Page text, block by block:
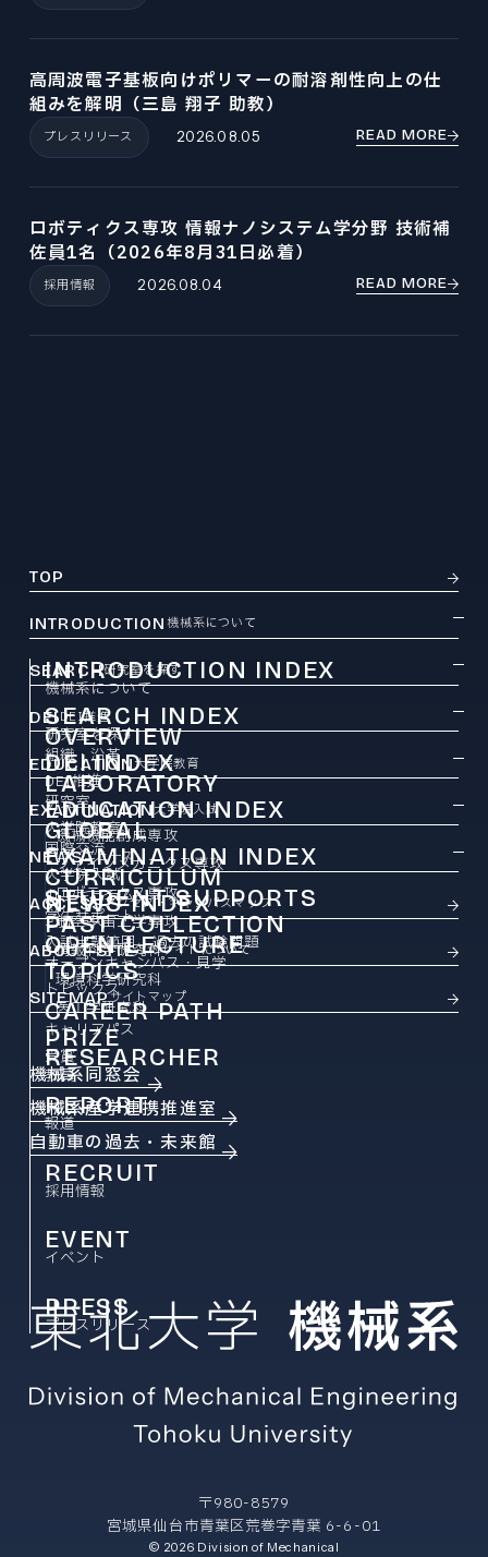
プレスリリース 2026.08.05
高周波電子基板向けポリマーの耐溶剤性向上の仕
組みを解明（三島 翔子 助教）
READ MORE
採用情報 2026.08.04
ロボティクス専攻 情報ナノシステム学分野 技術補
佐員1名（2026年8月31日必着）
READ MORE
TOP
INTRODUCTION 機械系について
INTRODUCTION INDEX
機械系について
OVERVIEW
組織・沿革
SEARCH研究室を探す
SEARCH INDEX
研究室を探す
LABORATORY
研究室
機械機能創成専攻
ファインメカニクス専攻
ロボティクス専攻
航空宇宙工学専攻
情報科学研究科
環境科学研究科
医工学研究科
RESEARCHER
教員
DEIDEI推進
DEI INDEX
DEI推進
GLOBAL
国際交流
STUDENT SUPPORTS
学生サポート
EDUCATION大学院教育
EDUCATION INDEX
大学院教育
CURRICULUM
カリキュラム
OPEN LECTURE
オープンキャンパス・見学
CAREER PATH
キャリアパス
EXAMINATION大学院入試
EXAMINATION INDEX
大学院入試
PAST COLLECTION
入試出題範囲・過去の試験問題
NEWSニュース
NEWS INDEX
ニュース
TOPICS
トピックス
PRIZE
受賞
REPORT
報道
RECRUIT
採用情報
EVENT
イベント
PRESS
プレスリリース
ACCESSアクセス・キャンパスマップ
ABOUT SITEこのサイトについて
SITEMAPサイトマップ
機械系同窓会
機械系産学連携推進室
自動車の過去・未来館
〒980-8579
宮城県仙台市青葉区荒巻字青葉 6-6-01
© 2026 Division of Mechanical